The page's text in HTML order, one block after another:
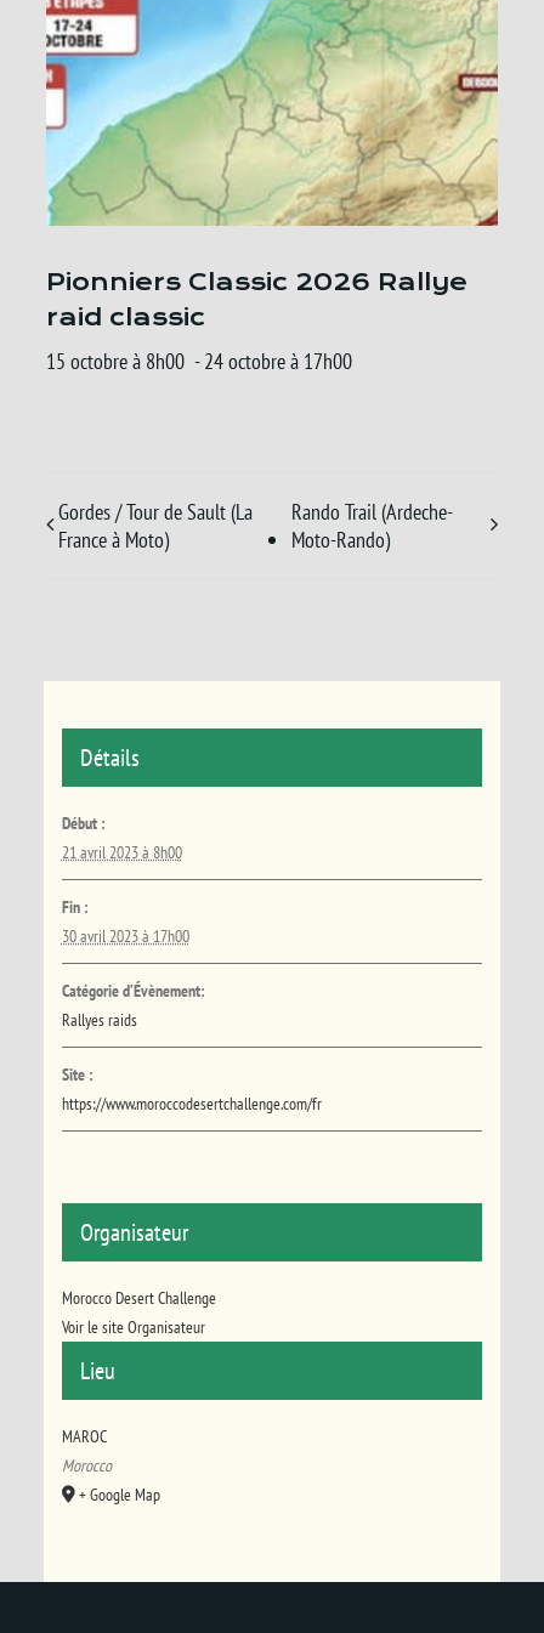
Pionniers Classic 2026 Rallye
raid classic
15 octobre à 8h00 -24 octobre à 17h00
Gordes / Tour de Sault (La
France à Moto)
Rando Trail (Ardeche-
Moto-Rando)
Détails
Début :
21 avril 2023 à 8h00
Fin :
30 avril 2023 à 17h00
Catégorie d’Évènement:
Rallyes raids
Site :
https://www.moroccodesertchallenge.com/fr
Lieu
MAROC
Morocco
+ Google Map
Organisateur
Morocco Desert Challenge
Voir le site Organisateur